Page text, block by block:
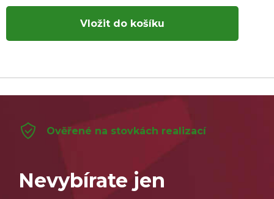
Vložit do košíku
Ověřené na stovkách realizací
Nevybírate jen